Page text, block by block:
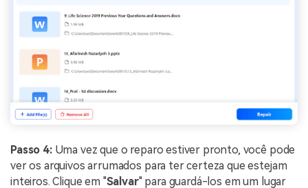
Passo 4:Uma vez que o reparo estiver pronto, você pode
ver os arquivos arrumados para ter certeza que estejam
inteiros. Clique em "Salvar" para guardá-los em um lugar